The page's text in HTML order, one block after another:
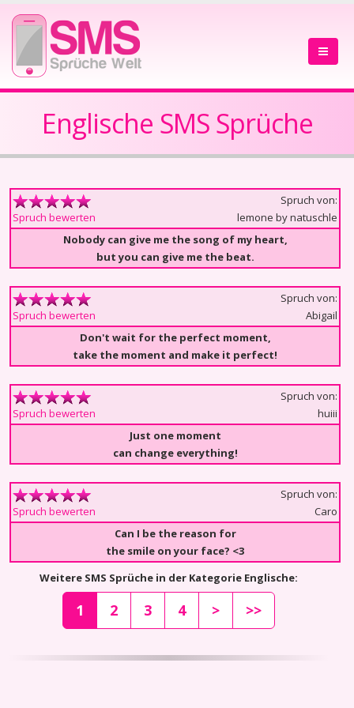
Englische SMS Sprüche
Spruch bewerten
Spruch von:
lemone by natuschle
Nobody can give me the song of my heart,
but you can give me the beat.
Spruch bewerten
Spruch von:
Abigail
Don't wait for the perfect moment,
take the moment and make it perfect!
Spruch bewerten
Spruch von:
huiii
Just one moment
can change everything!
Spruch bewerten
Spruch von:
Caro
Can I be the reason for
the smile on your face? <3
Weitere SMS Sprüche in der Kategorie Englische:
1 2 3 4 > >>